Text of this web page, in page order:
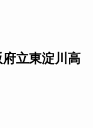
立東淀川高